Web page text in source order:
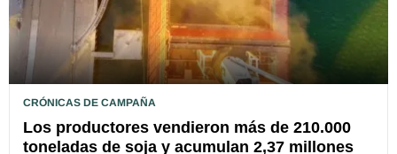
CRÓNICAS DE CAMPAÑA
Los productores vendieron más de 210.000
toneladas de soja y acumulan 2,37 millones